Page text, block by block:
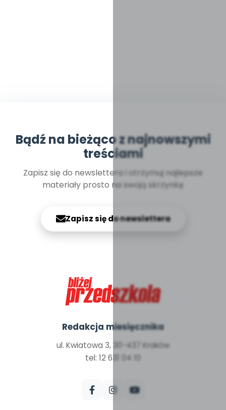
Bądź na bieżąco z najnowszymi
treściami
Zapisz się do newslettera i otrzymuj najlepsze
materiały prosto na swoją skrzynkę
Zapisz się do newslettera
Redakcja miesięcznika
ul. Kwiatowa 3, 30-437 Kraków
tel: 12 631 04 10